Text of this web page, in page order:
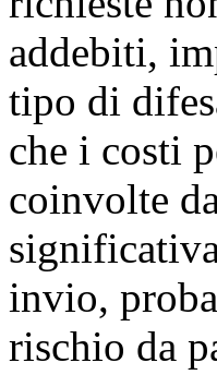
addebiti,
tipo di
che i costi
coinvolte
invio,
rischio da